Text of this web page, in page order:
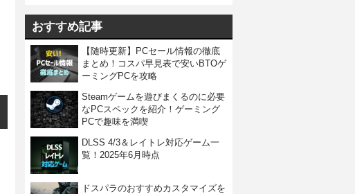
おすすめ記事
【随時更新】PCセール情報の徹底
まとめ！コスパ早見表で安いBTOゲ
ーミングPCを攻略
Steamゲームを遊びまくるのに必要
なPCスペックを紹介！ゲーミング
PCで趣味を満喫
DLSS 4/3＆レイトレ対応ゲーム一
覧！2025年6月時点
ドスパラのおすすめカスタマイズを